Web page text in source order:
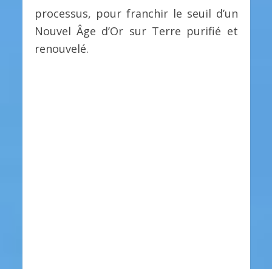
processus, pour franchir le seuil d’un
Nouvel Âge d’Or sur Terre purifié et
renouvelé.